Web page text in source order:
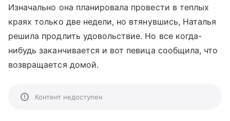
Изначально она планировала провести в теплых
краях только две недели, но втянувшись, Наталья
решила продлить удовольствие. Но все когда-
нибудь заканчивается и вот певица сообщила, что
возвращается домой.
Контент недоступен